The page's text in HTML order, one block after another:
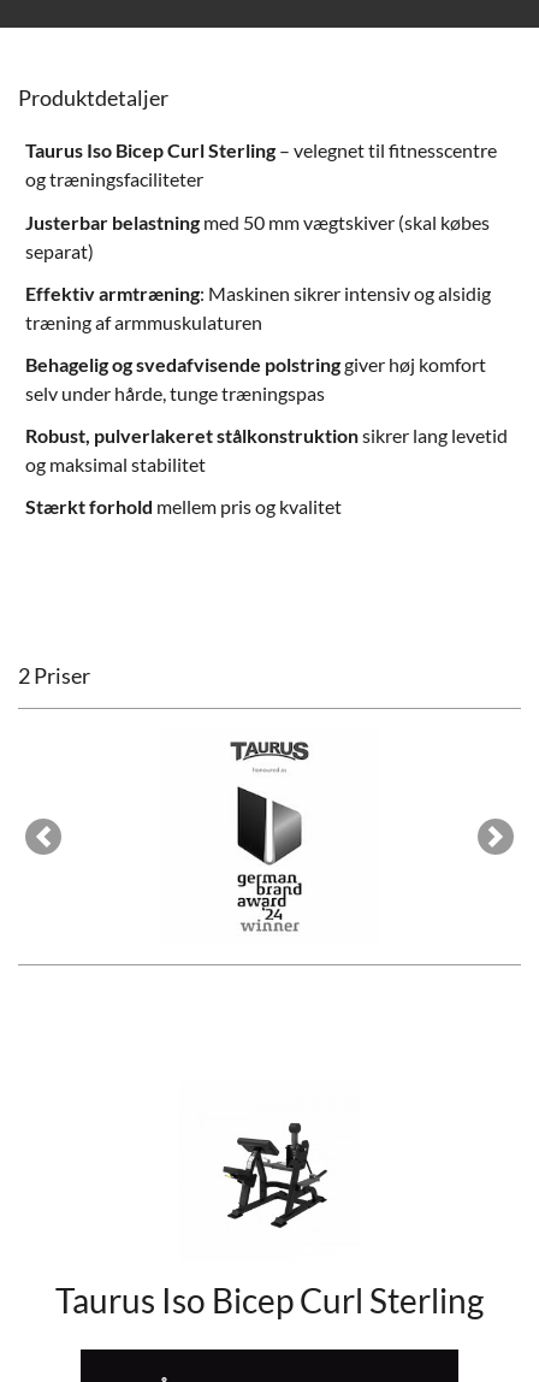
Produktdetaljer
Taurus Iso Bicep Curl Sterling– velegnet til fitnesscentre
og træningsfaciliteter
Justerbar belastningmed 50 mm vægtskiver(skal købes
separat)
Effektiv armtræning: Maskinen sikrer intensiv og alsidig
træning af armmuskulaturen
Behagelig og svedafvisende polstringgiver høj komfort
selv under hårde, tunge træningspas
Robust, pulverlakeret stålkonstruktionsikrer lang levetid
og maksimal stabilitet
Stærkt forhold mellem pris og kvalitet
2 Priser
Previous Next
Taurus Iso Bicep Curl Sterling